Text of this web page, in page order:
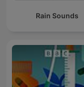
Rain Sounds